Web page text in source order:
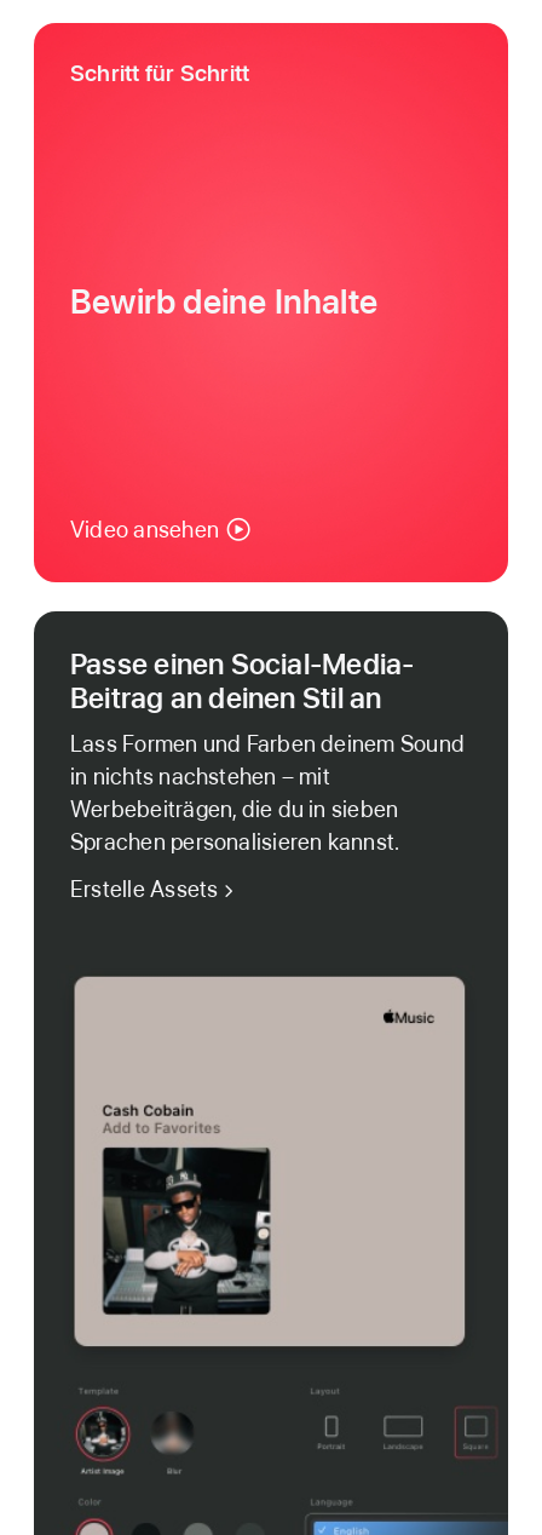
Schritt für Schritt
Bewirb deine Inhalte
Video ansehen
Passe einen Social-Media-
Beitrag an deinen Stil an
Lass Formen und Farben deinem Sound
in nichts nachstehen – mit
Werbebeiträgen, die du in sieben
Sprachen personalisieren kannst.
Erstelle Assets